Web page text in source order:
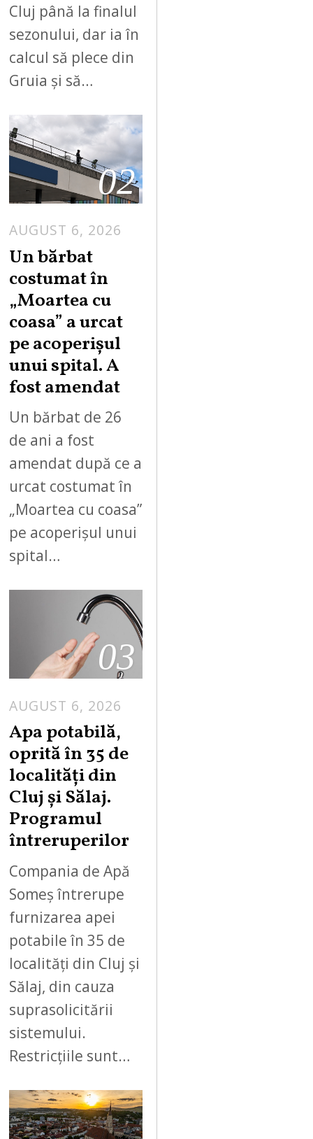
Cluj până la finalul
sezonului, dar ia în
calcul să plece din
Gruia și să…
02
AUGUST 6, 2026
Un bărbat
costumat în
„Moartea cu
coasa” a urcat
pe acoperișul
unui spital. A
fost amendat
Un bărbat de 26
de ani a fost
amendat după ce a
urcat costumat în
„Moartea cu coasa”
pe acoperișul unui
spital…
03
AUGUST 6, 2026
Apa potabilă,
oprită în 35 de
localități din
Cluj și Sălaj.
Programul
întreruperilor
Compania de Apă
Someș întrerupe
furnizarea apei
potabile în 35 de
localități din Cluj și
Sălaj, din cauza
suprasolicitării
sistemului.
Restricțiile sunt…